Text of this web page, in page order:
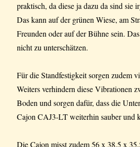
praktisch, da diese ja dazu da sind sie
Das kann auf der grünen Wiese, am
Freunden oder auf der Bühne sein.
nicht zu unterschätzen.
Für die Standfestigkeit sorgen zudem
Weiters verhindern diese Vibrationen
Boden und sorgen dafür, dass die
Cajon CAJ3-LT weiterhin sauber und
Die Cajon misst zudem 56 x 38,5 x